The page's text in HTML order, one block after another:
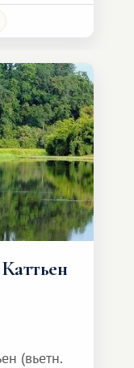
вино
жителей
вина во
Франции,
(вьетн.